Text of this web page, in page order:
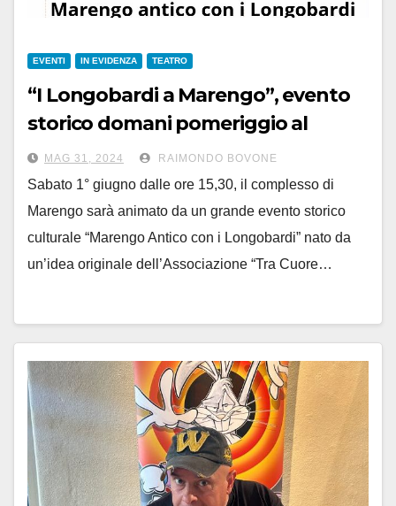
EVENTI IN EVIDENZA TEATRO
“I Longobardi a Marengo”, evento
storico domani pomeriggio al
Marengo Park alle 15.30
MAG 31, 2024 RAIMONDO BOVONE
Sabato 1° giugno dalle ore 15,30, il complesso di
Marengo sarà animato da un grande evento storico
culturale “Marengo Antico con i Longobardi” nato da
un’idea originale dell’Associazione “Tra Cuore…